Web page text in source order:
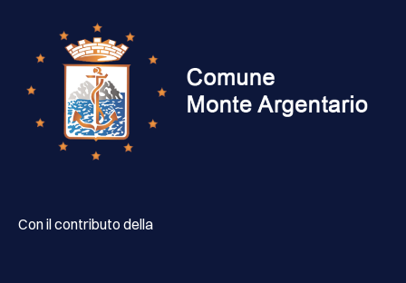
Con il contributo della